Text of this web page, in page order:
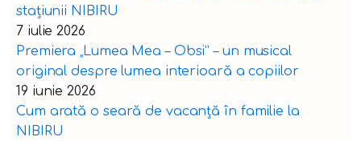
stațiunii NIBIRU
7 iulie 2026
Premiera „Lumea Mea – Obsi” – un musical
original despre lumea interioară a copiilor
19 iunie 2026
Cum arată o seară de vacanță în familie la
NIBIRU